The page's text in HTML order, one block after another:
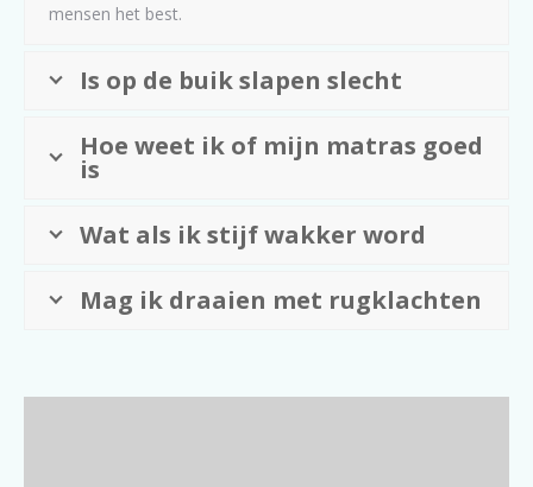
mensen het best.
Is op de buik slapen slecht
Hoe weet ik of mijn matras goed
is
Wat als ik stijf wakker word
Mag ik draaien met rugklachten